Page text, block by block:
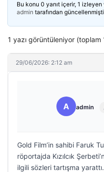
Bu konu 0 yanıt içerir, 1 izleyen
admin tarafından
1 yazı görüntüleniyor (toplam
29/06/2026: 2:12 am
A admin
Gold Film’in sahibi Faruk
röportajda Kızılcık
ilgili sözleri tartışma